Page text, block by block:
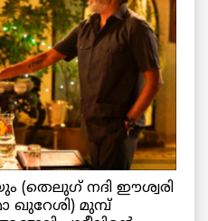
(തെലുഗ് നദി ഈശ്വരി
ഖുറേശി) മുമ്പ്